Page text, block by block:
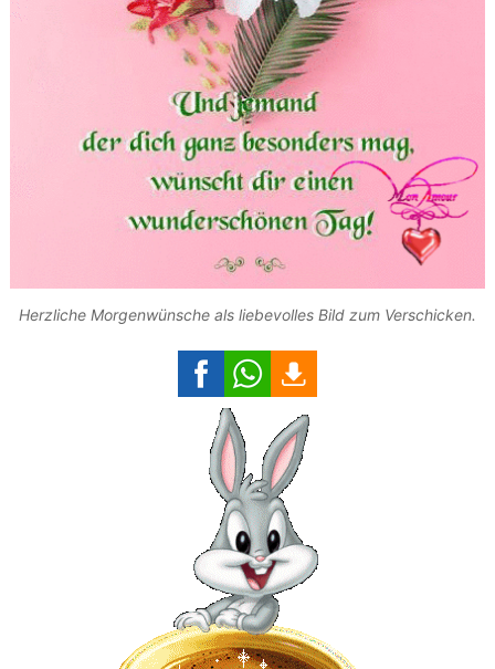
Herzliche Morgenwünsche als liebevolles Bild zum Verschicken.